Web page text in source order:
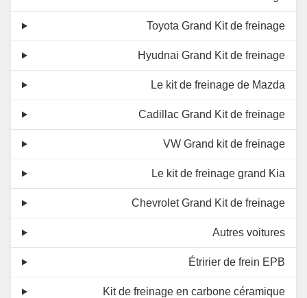
Toyota Grand Kit de freinage
Hyudnai Grand Kit de freinage
Le kit de freinage de Mazda
Cadillac Grand Kit de freinage
VW Grand kit de freinage
Le kit de freinage grand Kia
Chevrolet Grand Kit de freinage
Autres voitures
Étririer de frein EPB
Kit de freinage en carbone céramique